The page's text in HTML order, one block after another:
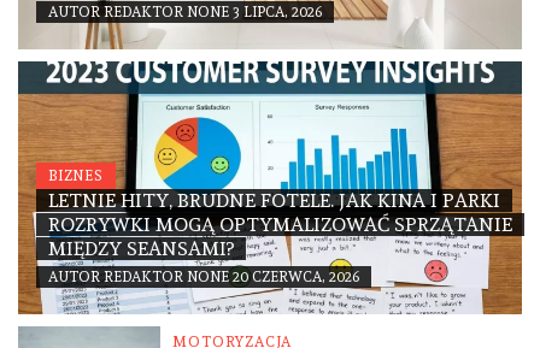
AUTOR REDAKTOR NONE 3 LIPCA, 2026
BIZNES
LETNIE HITY, BRUDNE FOTELE. JAK KINA I PARKI
ROZRYWKI MOGĄ OPTYMALIZOWAĆ SPRZĄTANIE
MIĘDZY SEANSAMI?
AUTOR REDAKTOR NONE 20 CZERWCA, 2026
MOTORYZACJA